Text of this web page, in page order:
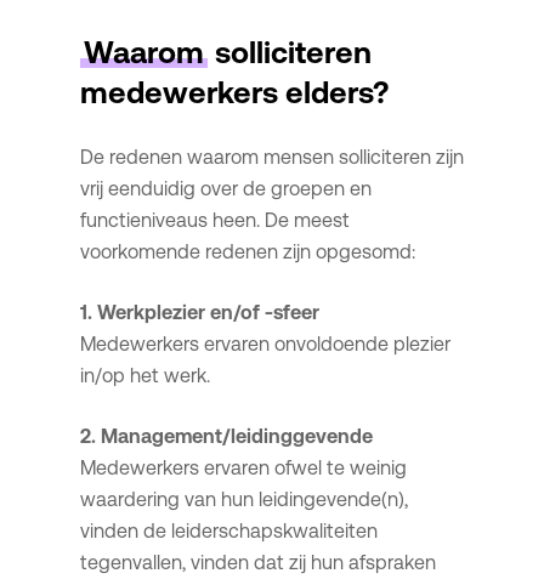
Waaromsolliciteren
medewerkers elders?
De redenen waarom mensen solliciteren zijn
vrij eenduidig over de groepen en
functieniveaus heen. De meest
voorkomende redenen zijn opgesomd:
1. Werkplezier en/of -sfeer
Medewerkers ervaren onvoldoende plezier
in/op het werk.
2. Management/leidinggevende
Medewerkers ervaren ofwel te weinig
waardering van hun leidingevende(n),
vinden de leiderschapskwaliteiten
tegenvallen, vinden dat zij hun afspraken